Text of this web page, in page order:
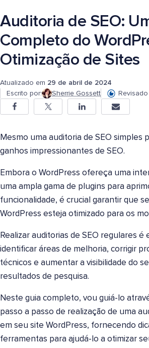
Auditoria de SEO:
Completo do
Otimização de Sites
Atualizado em 29 de abril de 2024
Escrito por:
Sherrie Gossett
Mesmo uma auditoria de SEO simples
ganhos impressionantes de SEO.
Embora o WordPress ofereça uma
uma ampla gama de plugins para
funcionalidade, é crucial garantir que
WordPress esteja otimizado para os
Realizar auditorias de SEO regulares é
identificar áreas de melhoria, corrigir
técnicos e aumentar a visibilidade do
resultados de pesquisa.
Neste guia completo, vou guiá-lo
passo a passo de realização de uma
em seu site WordPress, fornecendo
ferramentas para ajudá-lo a otimizar